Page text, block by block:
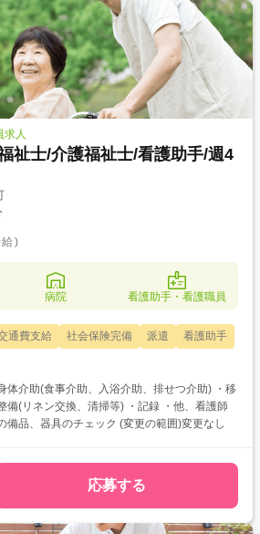
求人
祉士/介護福祉士/看護助手/週4
給)
病院 看護助手・看護職員
通費支給 社会保険完備 派遣
看護助手
体介助(食事介助、入浴介助、排せつ介助) ・移
備(リネン交換、清掃等) ・記録 ・他、看護師
備品、器具のチェック (変更の範囲)変更なし
応募する